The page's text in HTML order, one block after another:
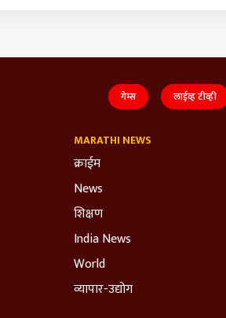
गेम्स लाईव्ह टीव्ही
MARATHI NEWS
क्राईम
News
शिक्षण
India News
World
व्यापार-उद्योग